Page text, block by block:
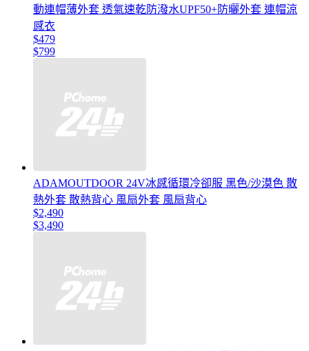
動連帽薄外套 透氣速乾防潑水UPF50+防曬外套 連帽涼
感衣
$479
$799
ADAMOUTDOOR 24V冰感循環冷卻服 黑色/沙漠色 散
熱外套 散熱背心 風扇外套 風扇背心
$2,490
$3,490